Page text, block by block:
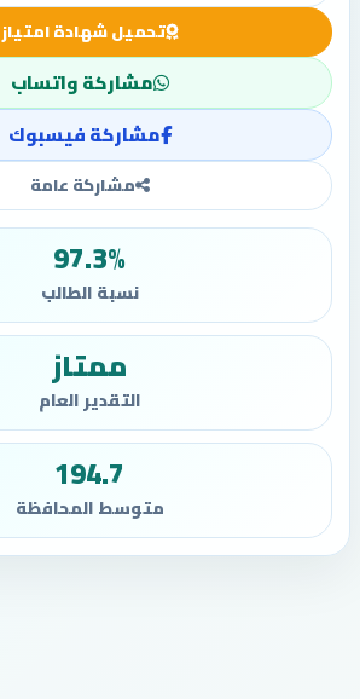
تحميل شهادة امتياز
مشاركة واتساب
مشاركة فيسبوك
مشاركة عامة
97.3%
نسبة الطالب
ممتاز
التقدير العام
194.7
متوسط المحافظة